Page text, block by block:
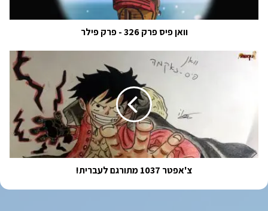
וואן פיס פרק 326 - פרק פילר
צ'אפטר
צ'אפטר 1037 מתורגם לעברית!